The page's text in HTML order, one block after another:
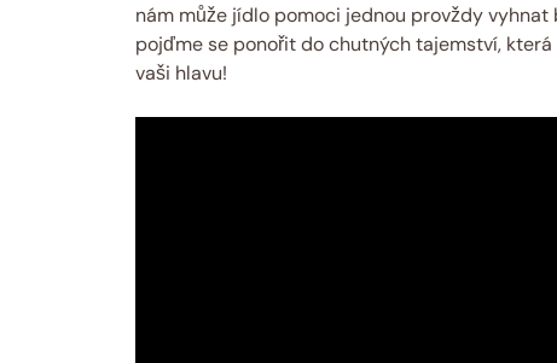
nám může jídlo pomoci jednou provždy
pojďme se ponořit do chutných tajemství,
vaši hlavu!